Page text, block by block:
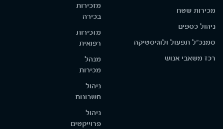
מכירות שטח
ניהול כספים
סמנכ"ל תפעול ולוגיסטיקה
רכז משאבי אנוש
מזכירות
בכירה
מזכירות
רפואית
מנהל
מכירות
ניהול
חשבונות
ניהול
פרוייקטים